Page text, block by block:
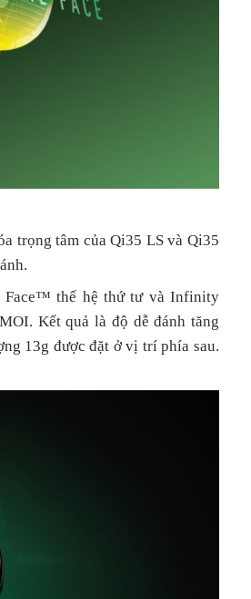
trọng tâm của Qi35 LS và Qi35
Face™ thế hệ thứ tư và Infinity
Kết quả là độ dễ đánh tăng
13g được đặt ở vị trí phía sau.